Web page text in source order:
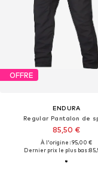
OFFRE
ENDURA
Regular Pantalon de
85,50 €
À l'origine : 95,00 €
Dernier prix le plus bas :